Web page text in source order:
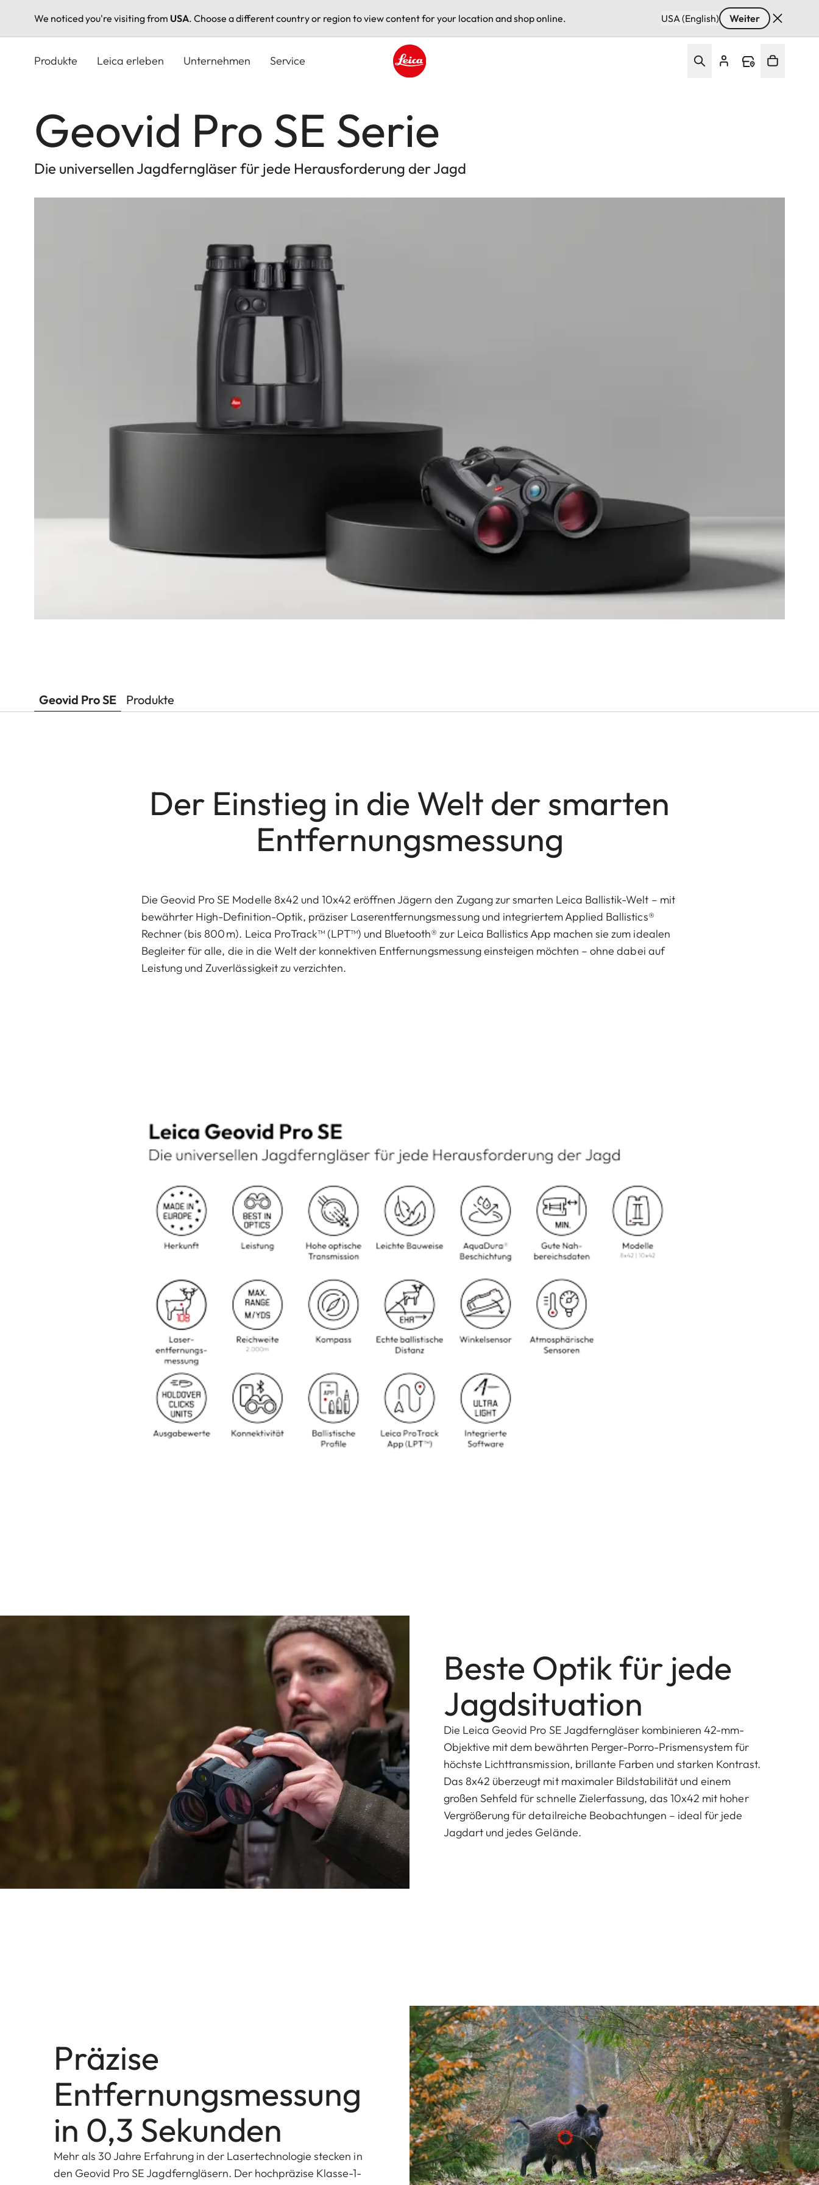
We noticed you're visiting from USA. Choose a different country or region to view content for your location and shop online. USA (English) Weiter
Produkte Leica erleben Unternehmen Service
Geovid Pro SE Serie
Die universellen Jagdferngläser für jede Herausforderung der Jagd
Geovid Pro SE Produkte
Der Einstieg in die Welt der smarten
Entfernungsmessung
Die Geovid Pro SE Modelle 8x42 und 10x42 eröffnen Jägern den Zugang zur smarten Leica Ballistik-Welt – mit
bewährter High-Definition-Optik, präziser Laserentfernungsmessung und integriertem Applied Ballistics®
Rechner (bis 800 m). Leica ProTrack™ (LPT™) und Bluetooth® zur Leica Ballistics App machen sie zum idealen
Begleiter für alle, die in die Welt der konnektiven Entfernungsmessung einsteigen möchten – ohne dabei auf
Leistung und Zuverlässigkeit zu verzichten.
Beste Optik für jede
Jagdsituation
Die Leica Geovid Pro SE Jagdferngläser kombinieren 42-mm-
Objektive mit dem bewährten Perger-Porro-Prismensystem für
höchste Lichttransmission, brillante Farben und starken Kontrast.
Das 8x42 überzeugt mit maximaler Bildstabilität und einem
großen Sehfeld für schnelle Zielerfassung, das 10x42 mit hoher
Vergrößerung für detailreiche Beobachtungen – ideal für jede
Jagdart und jedes Gelände.
Präzise
Entfernungsmessung
in 0,3 Sekunden
Mehr als 30 Jahre Erfahrung in der Lasertechnologie stecken in
den Geovid Pro SE Jagdferngläsern. Der hochpräzise Klasse-1-